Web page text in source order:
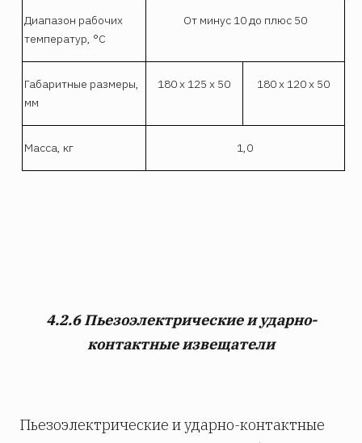
Диапазон рабочих
температур, °С
От минус 10 до плюс 50
Габаритные размеры,
мм
180 х 125 х 50 180 х 120 х 50
Масса, кг 1,0
4.2.6 Пьезоэлектрические и ударно-
контактные извещатели
Пьезоэлектрические и ударно-контактные